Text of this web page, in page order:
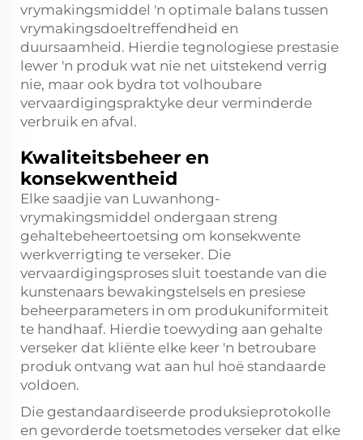
vrymakingsmiddel 'n optimale balans tussen
vrymakingsdoeltreffendheid en
duursaamheid. Hierdie tegnologiese prestasie
lewer 'n produk wat nie net uitstekend verrig
nie, maar ook bydra tot volhoubare
vervaardigingspraktyke deur verminderde
verbruik en afval.
Kwaliteitsbeheer en
konsekwentheid
Elke saadjie van Luwanhong-
vrymakingsmiddel ondergaan streng
gehaltebeheertoetsing om konsekwente
werkverrigting te verseker. Die
vervaardigingsproses sluit toestande van die
kunstenaars bewakingstelsels en presiese
beheerparameters in om produkuniformiteit
te handhaaf. Hierdie toewyding aan gehalte
verseker dat kliënte elke keer 'n betroubare
produk ontvang wat aan hul hoë standaarde
voldoen.
Die gestandaardiseerde produksieprotokolle
en gevorderde toetsmetodes verseker dat elke